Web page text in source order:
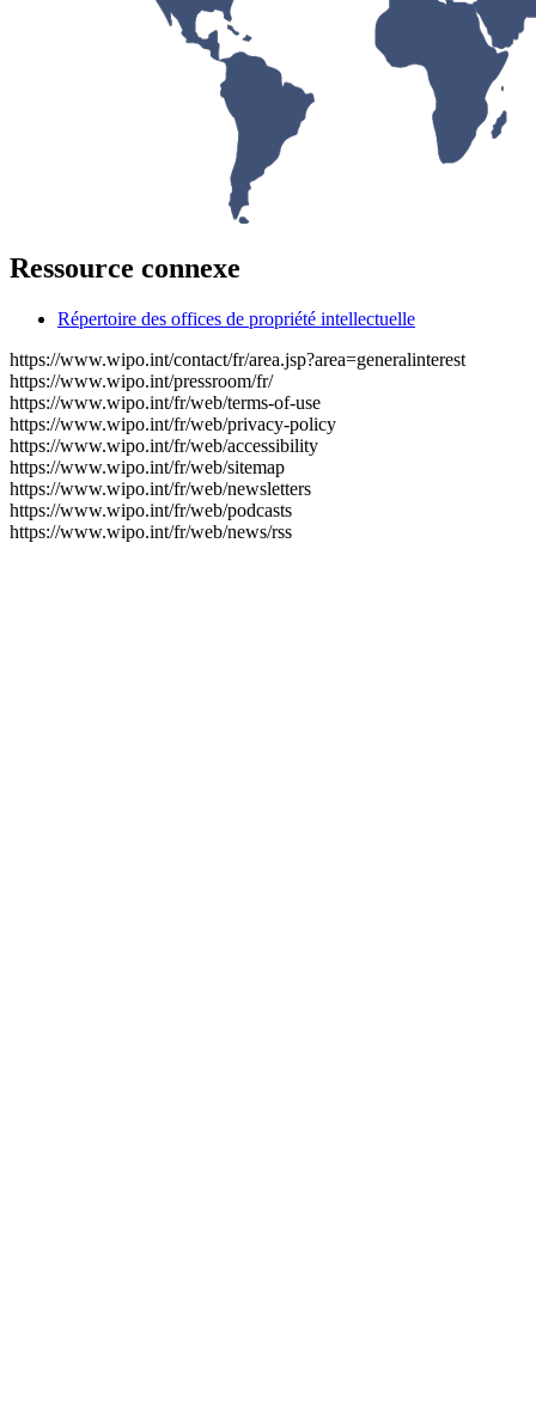
Ressource connexe
Répertoire des offices de propriété intellectuelle
https://www.wipo.int/contact/fr/area.jsp?area=generalinterest
https://www.wipo.int/pressroom/fr/
https://www.wipo.int/fr/web/terms-of-use
https://www.wipo.int/fr/web/privacy-policy
https://www.wipo.int/fr/web/accessibility
https://www.wipo.int/fr/web/sitemap
https://www.wipo.int/fr/web/newsletters
https://www.wipo.int/fr/web/podcasts
https://www.wipo.int/fr/web/news/rss